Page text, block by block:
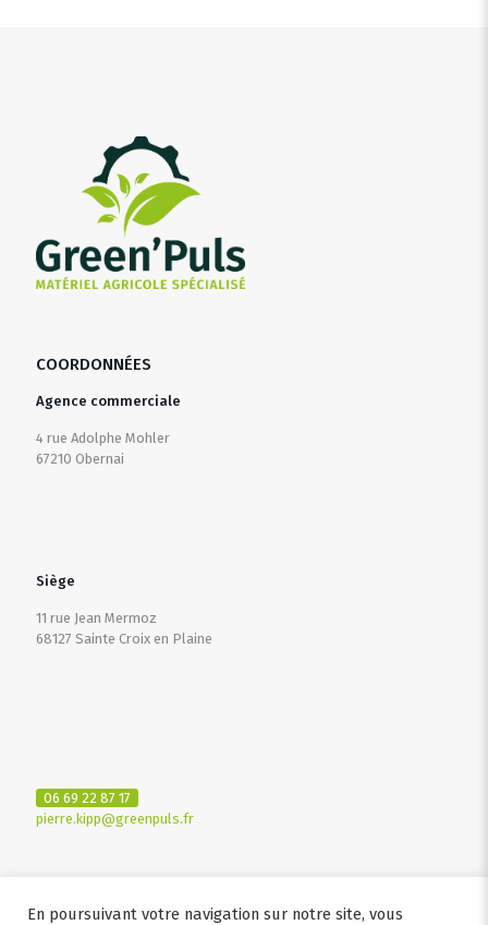
COORDONNÉES
Agence commerciale
4 rue Adolphe Mohler
67210 Obernai
Siège
11 rue Jean Mermoz
68127 Sainte Croix en Plaine
06 69 22 87 17
pierre.kipp@greenpuls.fr
En poursuivant votre navigation sur notre site, vous